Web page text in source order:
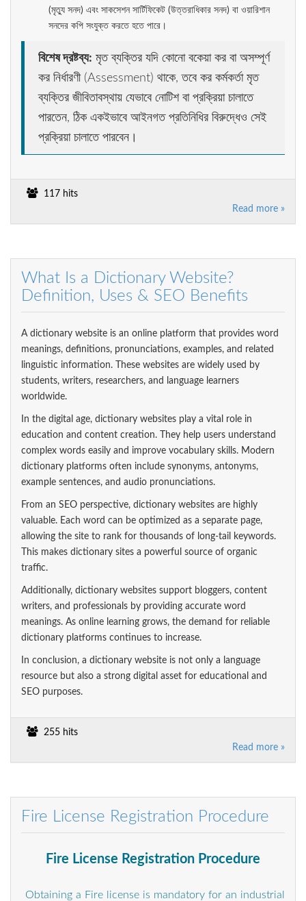
(মৃত্যু সনদ) এবং সাকসেশন সার্টিফিকেট (উত্তরাধিকার সনদ) বা ওয়ারিশান
সনদের কপি সংযুক্ত করতে হতে পারে।
বিশেষ দ্রষ্টব্য: মৃত ব্যক্তির যদি কোনো বকেয়া কর বা অসম্পূর্ণ
কর নির্ধারণী (Assessment) থাকে, তবে কর কর্মকর্তা মৃত
ব্যক্তির জীবিতাবস্থায় যেভাবে নোটিশ বা প্রক্রিয়া চালাতে
পারতেন, ঠিক একইভাবে আইনগত প্রতিনিধির বিরুদ্ধেও সেই
প্রক্রিয়া চালাতে পারবেন।
117 hits
Read more »
What Is a Dictionary Website?
Definition, Uses & SEO Benefits
A dictionary website is an online platform that provides word
meanings, definitions, pronunciations, examples, and related
linguistic information. These websites are widely used by
students, writers, researchers, and language learners
worldwide.
In the digital age, dictionary websites play a vital role in
education and content creation. They help users understand
complex words easily and improve vocabulary skills. Modern
dictionary platforms often include synonyms, antonyms,
example sentences, and audio pronunciations.
From an SEO perspective, dictionary websites are highly
valuable. Each word can be optimized as a separate page,
allowing the site to rank for thousands of long-tail keywords.
This makes dictionary sites a powerful source of organic
traffic.
Additionally, dictionary websites support bloggers, content
writers, and professionals by providing accurate word
meanings. As online learning grows, the demand for reliable
dictionary platforms continues to increase.
In conclusion, a dictionary website is not only a language
resource but also a strong digital asset for educational and
SEO purposes.
255 hits
Read more »
Fire License Registration Procedure
Fire License Registration Procedure
Obtaining a Fire license is mandatory for an industrial